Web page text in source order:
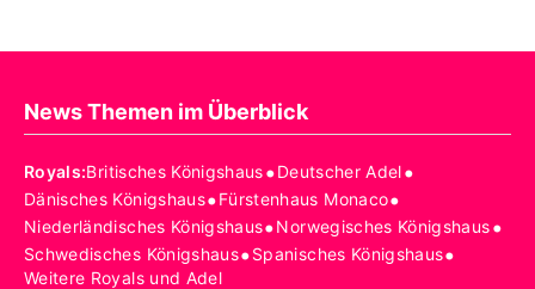
News Themen im Überblick
Royals:Britisches Königshaus•Deutscher Adel•
Dänisches Königshaus•Fürstenhaus Monaco•
Niederländisches Königshaus•Norwegisches Königshaus•
Schwedisches Königshaus•Spanisches Königshaus•
Weitere Royals und Adel